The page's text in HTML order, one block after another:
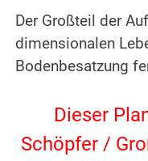
Der Großteil der
dimensionalen
Bodenbesatzung
Dieser
Schöpfer /